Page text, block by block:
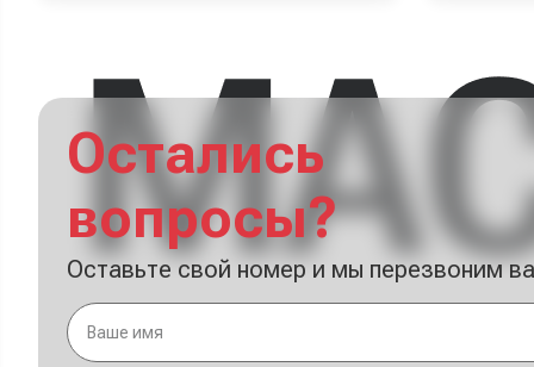
Остались
вопросы?
Оставьте свой номер и мы перезвоним